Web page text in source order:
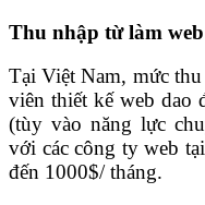
Thu nhập từ làm web
Tại Việt Nam, mức
viên thiết kế web dao
(tùy vào năng lực
với các công ty web
đến 1000$/ tháng.